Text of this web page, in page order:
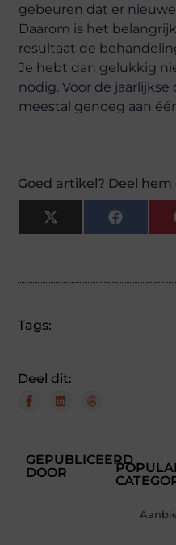
gebeuren dat er
Daarom is het
resultaat de
Je hebt dan gelukkig
nodig. Voor de
meestal genoeg aan
Goed artikel? Deel hem
X
(Twitter)
Tags:
Deel dit:
GEPUBLICEERD
DOOR